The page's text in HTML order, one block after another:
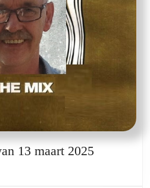
13 maart 2025Remix